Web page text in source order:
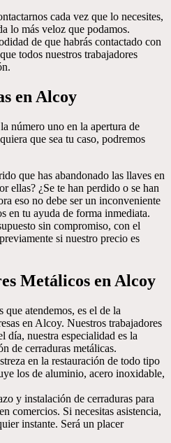
cada vez que lo necesites,
lo más veloz que podamos.
de que habrás contactado con
todos nuestros trabajadores
en Alcoy
número uno en la apertura de
que sea tu caso, podremos
que has abandonado las llaves en
ellas? ¿Se te han perdido o se han
eso no debe ser un inconveniente
en tu ayuda de forma inmediata.
sin compromiso, con el
si nuestro precio es
Metálicos en Alcoy
atendemos, es el de la
en Alcoy. Nuestros trabajadores
día, nuestra especialidad es la
de cerraduras metálicas.
en la restauración de todo tipo
los de aluminio, acero inoxidable,
y instalación de cerraduras para
comercios. Si necesitas asistencia,
instante. Será un placer